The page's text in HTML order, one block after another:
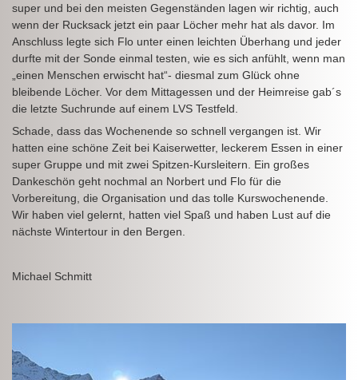
super und bei den meisten Gegenständen lagen wir richtig, auch
wenn der Rucksack jetzt ein paar Löcher mehr hat als davor. Im
Anschluss legte sich Flo unter einen leichten Überhang und jeder
durfte mit der Sonde einmal testen, wie es sich anfühlt, wenn man
„einen Menschen erwischt hat“- diesmal zum Glück ohne
bleibende Löcher. Vor dem Mittagessen und der Heimreise gab´s
die letzte Suchrunde auf einem LVS Testfeld.
Schade, dass das Wochenende so schnell vergangen ist. Wir
hatten eine schöne Zeit bei Kaiserwetter, leckerem Essen in einer
super Gruppe und mit zwei Spitzen-Kursleitern. Ein großes
Dankeschön geht nochmal an Norbert und Flo für die
Vorbereitung, die Organisation und das tolle Kurswochenende.
Wir haben viel gelernt, hatten viel Spaß und haben Lust auf die
nächste Wintertour in den Bergen.
Michael Schmitt